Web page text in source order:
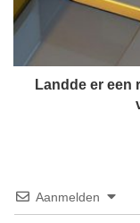
a
r
e
e
e
t
e
Landde er een
Aanmelden